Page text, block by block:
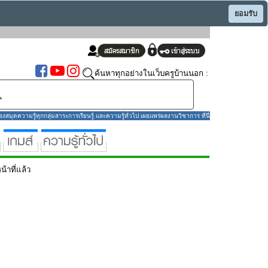
ยอมรับ
ค้นหาทุกอย่างในเว็บครูบ้านนอก :
มุดความรู้ทุกกลุ่มสาระการเรียนรู้ และความรู้ทั่วไป เผยแพร่ผลงานวิชาการ ที่นี่
าที่แล้ว